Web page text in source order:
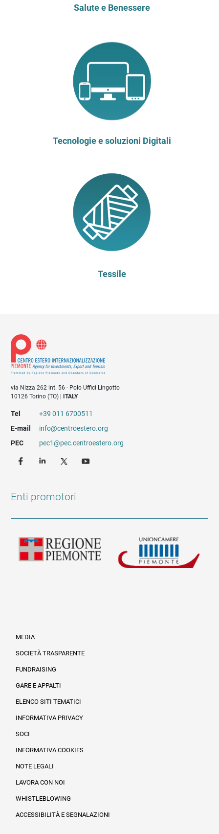
Salute e Benessere
Tecnologie e soluzioni Digitali
Tessile
via Nizza 262 int. 56 - Polo Uffici Lingotto
10126 Torino (TO) |
ITALY
Tel
+39 011 6700511
E-mail
info@centroestero.org
PEC
pec1@pec.centroestero.org
Enti promotori
MEDIA
SOCIETÀ TRASPARENTE
FUNDRAISING
GARE E APPALTI
ELENCO SITI TEMATICI
INFORMATIVA PRIVACY
SOCI
INFORMATIVA COOKIES
NOTE LEGALI
LAVORA CON NOI
WHISTLEBLOWING
ACCESSIBILITÀ E SEGNALAZIONI